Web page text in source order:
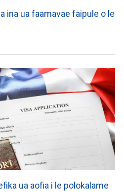
ina ua faamavae faipule o le
ua aofia i le polokalame